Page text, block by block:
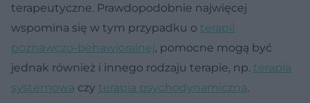
terapeutyczne. Prawdopodobnie najwięcej
wspomina się w tym przypadku o terapii
poznawczo-behawioralnej, pomocne mogą być
jednak również i innego rodzaju terapie, np. terapia
systemowa czy terapia psychodynamiczna.